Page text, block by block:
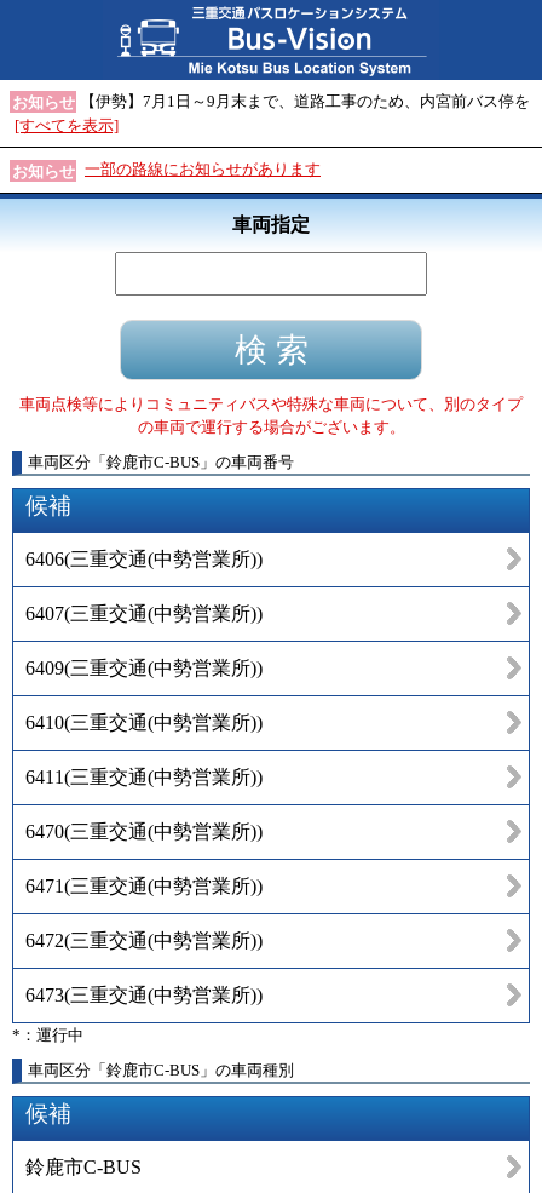
お知らせ
【伊勢】7月1日～9月末まで、道路工事のため、内宮前バス停を
[すべてを表示]
お知らせ 一部の路線にお知らせがあります
車両指定
車両点検等によりコミュニティバスや特殊な車両について、別のタイプ
の車両で運行する場合がございます。
車両区分 「 鈴鹿市C-BUS 」 の車両番号
候補
6406(三重交通(中勢営業所))
6407(三重交通(中勢営業所))
6409(三重交通(中勢営業所))
6410(三重交通(中勢営業所))
6411(三重交通(中勢営業所))
6470(三重交通(中勢営業所))
6471(三重交通(中勢営業所))
6472(三重交通(中勢営業所))
6473(三重交通(中勢営業所))
*：運行中
車両区分「鈴鹿市C-BUS」の車両種別
候補
鈴鹿市C-BUS